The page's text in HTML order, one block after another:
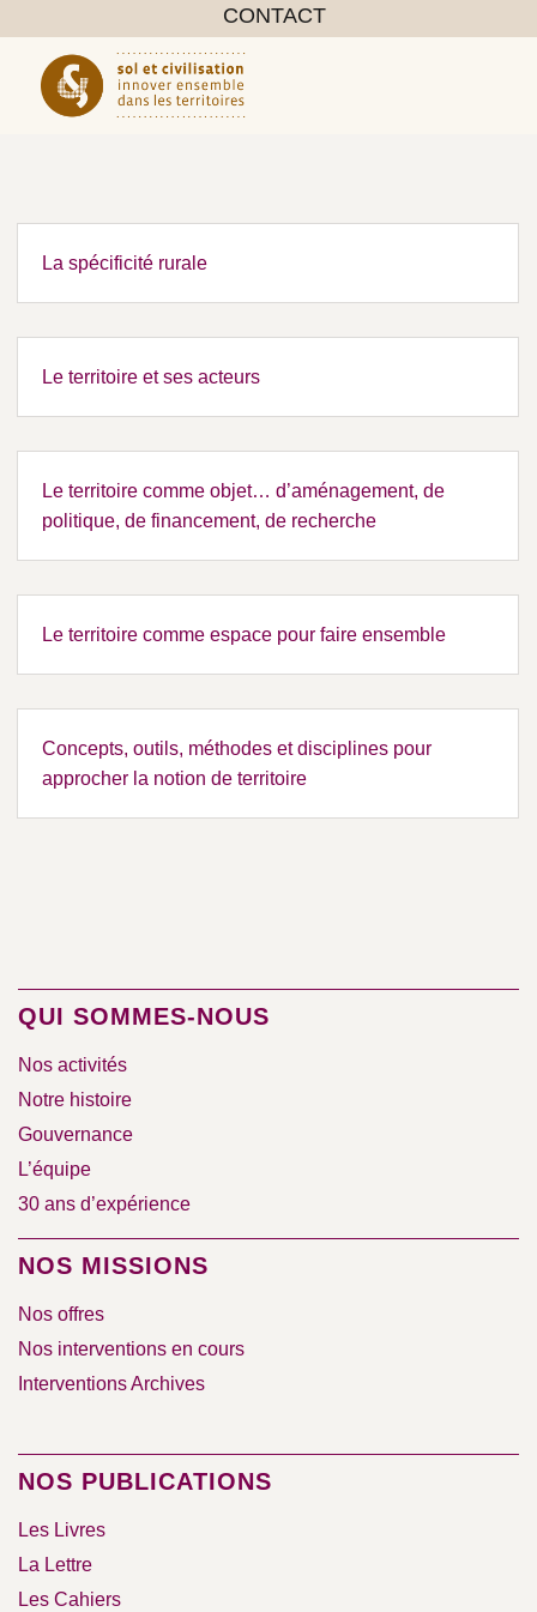
CONTACT
La spécificité rurale
Le territoire et ses acteurs
Le territoire comme objet… d’aménagement, de
politique, de financement, de recherche
Le territoire comme espace pour faire ensemble
Concepts, outils, méthodes et disciplines pour
approcher la notion de territoire
QUI SOMMES-NOUS
Nos activités
Notre histoire
Gouvernance
L’équipe
30 ans d’expérience
NOS MISSIONS
Nos offres
Nos interventions en cours
Interventions Archives
NOS PUBLICATIONS
Les Livres
La Lettre
Les Cahiers